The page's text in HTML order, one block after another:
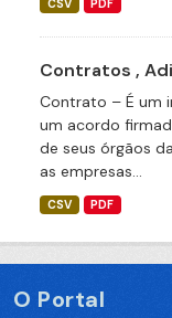
CSV PDF
Contratos ,
Contrato – É um
um acordo
de seus órgãos
as empresas...
CSV PDF
O Portal